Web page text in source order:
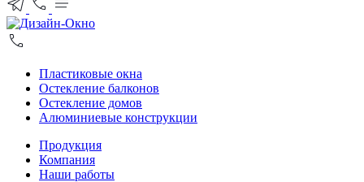
Пластиковые окна
Остекление балконов
Остекление домов
Алюминиевые конструкции
Продукция
Компания
Наши работы